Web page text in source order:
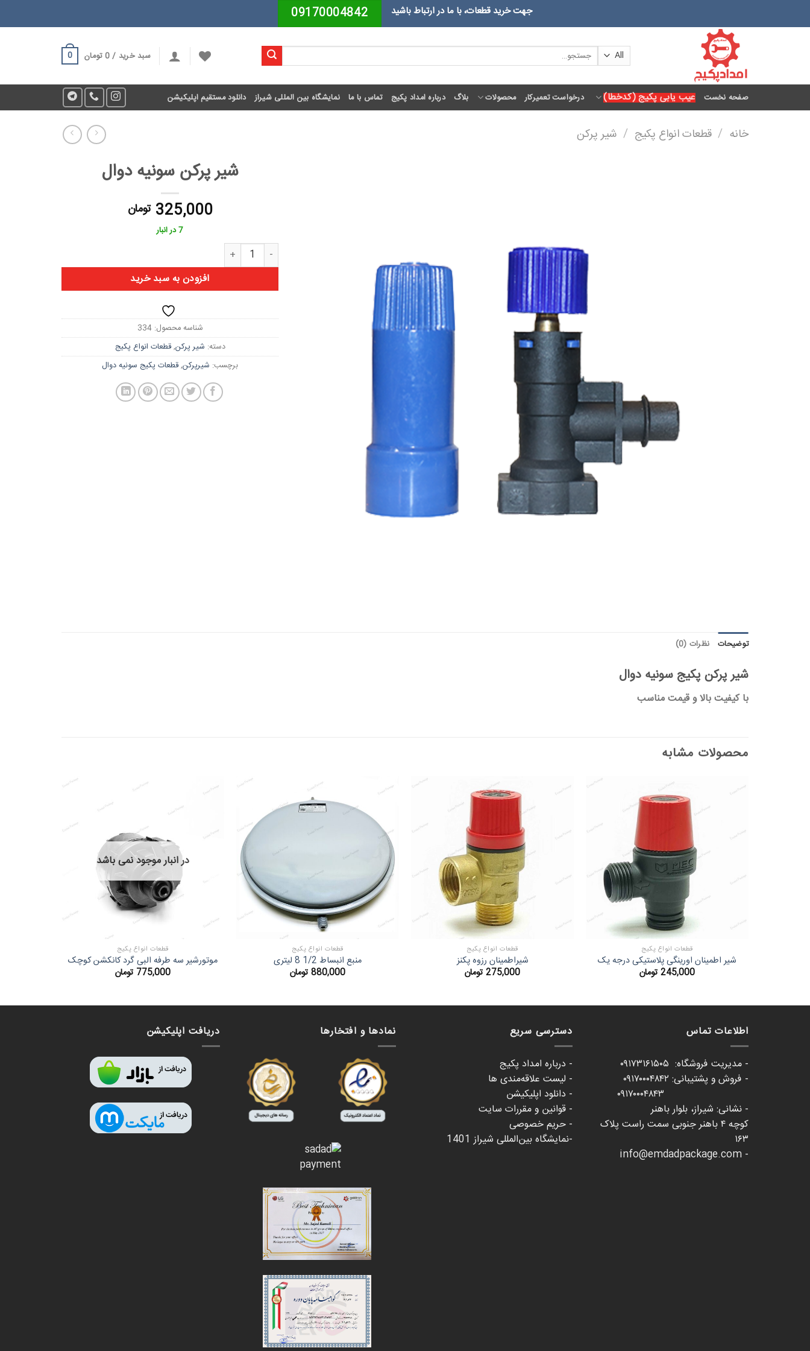
جهت خرید قطعات، با ما در ارتباط باشید 09170004842
جستجو
برای:
سبد خرید /0 تومان 0
صفحه نخست عیب یابی پکیج (کدخطا) درخواست تعمیرکار محصولات بلاگ درباره امداد پکیج تماس با ما نمایشگاه بین المللی شیراز دانلود مستقیم اپلیکیشن
خانه / قطعات انواع پکیج / شیر پرکن
شیر پرکن سونیه دوال
325,000 تومان
7 در انبار
شیر پرکن سونیه دوال عدد
افزودن به سبد خرید
شناسه محصول:334
دسته: شیر پرکن,قطعات انواع پکیج
برچسب: شیرپرکن,قطعات پکیج سونیه دوال
توضیحات نظرات (0)
شیر پرکن پکیج سونیه دوال
با کیفیت بالا و قیمت مناسب
محصولات مشابه
قطعات انواع پکیج
شیر اطمینان اورینگی پلاستیکی درجه یک
245,000 تومان
قطعات انواع پکیج
شیراطمینان رزوه پکنز
275,000 تومان
قطعات انواع پکیج
منبع انبساط 1/2 8 لیتری
880,000 تومان
در انبار موجود نمی باشد
قطعات انواع پکیج
موتورشیر سه طرفه البی گرد کانکشن کوچک
775,000 تومان
اطلاعات تماس
- مدیریت فروشگاه: ۰۹۱۷۳۱۶۱۵۰۵
- فروش و پشتیبانی: ۰۹۱۷۰۰۰۴۸۴۲
- نشانی: شیراز، بلوار باهنر
کوچه ۴ باهنر جنوبی سمت راست پلاک
۱۶۳
- info@emdadpackage.com
دسترسی سریع
- درباره امداد پکیج
- لیست علاقه‌مندی ها
- دانلود اپلیکیشن
- قوانین و مقررات سایت
- حریم خصوصی
-نمایشگاه بین‌المللی شیراز 1401
نمادها و افتخارها دریافت اپلیکیشن